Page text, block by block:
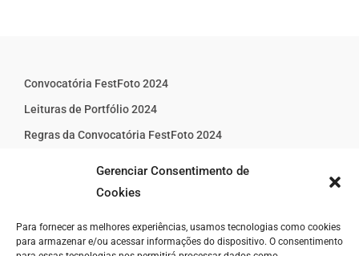
Gerenciar Consentimento de
Cookies
Para fornecer as melhores experiências, usamos tecnologias como cookies
para armazenar e/ou acessar informações do dispositivo. O consentimento
Convocatória FestFoto 2024
Leituras de Portfólio 2024
Regras da Convocatória FestFoto 2024